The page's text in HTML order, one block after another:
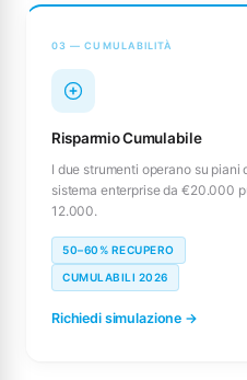
03 — CUMULABILITÀ
Risparmio Cumulabile
I due strumenti operano su piani
sistema enterprise da €20.000
12.000.
50–60% RECUPERO
CUMULABILI 2026
Richiedi simulazione →